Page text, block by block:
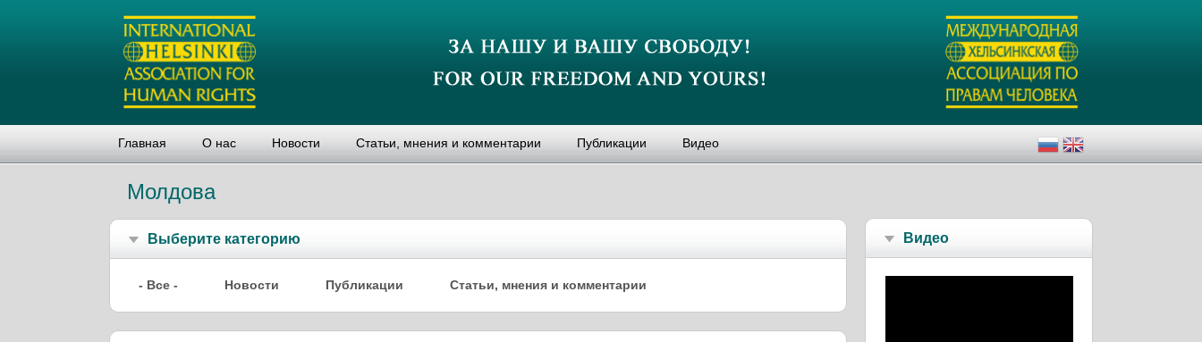
Главная О нас Новости Статьи, мнения и комментарии Публикации Видео
Молдова
Выберите категорию
- Все - Новости Публикации Статьи, мнения и комментарии
Видео